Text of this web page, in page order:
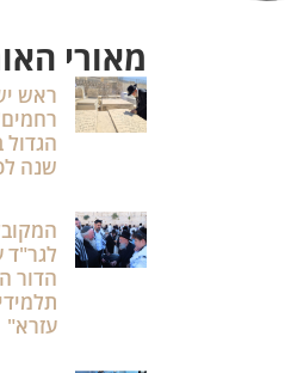
מאורי
ראש
שנה
לגר"ד
הדור
עזרא"